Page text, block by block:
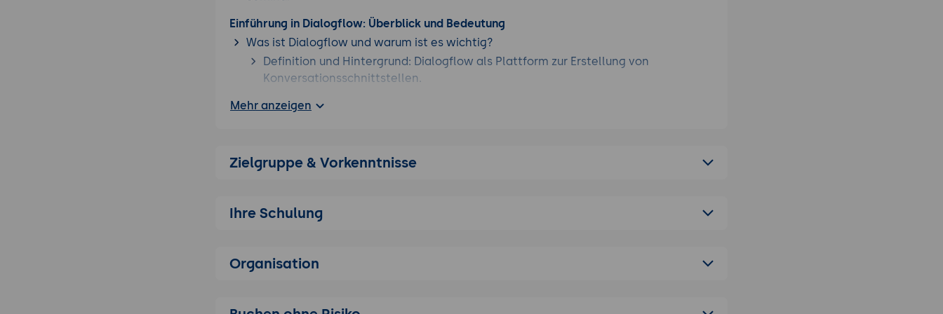
Einführung in Dialogflow: Überblick und Bedeutung
Was ist Dialogflow und warum ist es wichtig?
Definition und Hintergrund: Dialogflow als Plattform zur Erstellung von
Konversationsschnittstellen.
Unterstützung für mehrere Sprachen.
Vergleich mit Amazon Lex, Microsoft Bot Framework und anderen: Stärken und
Benutzerfreundlichkeit: Intuitive Benutzeroberfläche und leistungsstarke
Architektur und Kernkomponenten von Dialogflow
Mehr anzeigen
Zielgruppe & Vorkenntnisse
Ihre Schulung
Organisation